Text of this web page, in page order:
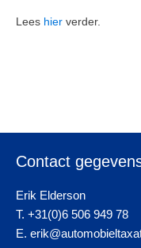
Lees hier verder.
Contact
Erik Elderson
T. +31(0)6 506 949 78
E.